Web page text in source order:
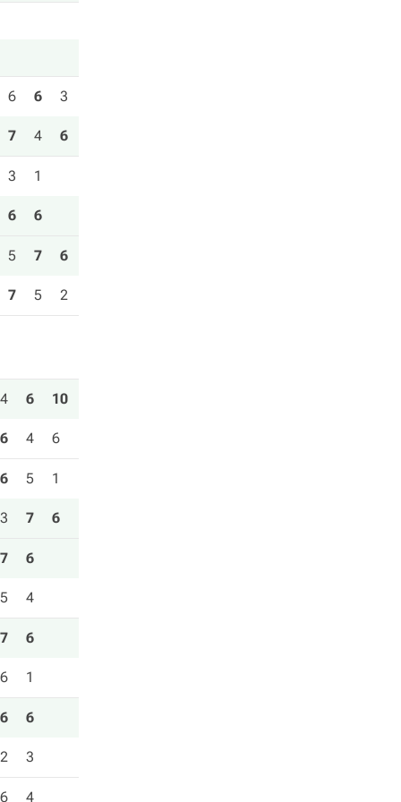
6 6 3
7 4 6
3 1
6 6
5 7 6
7 5 2
4 6 10
6 4 6
6 5 1
3 7 6
7 6
5 4
7 6
6 1
6 6
2 3
6 4